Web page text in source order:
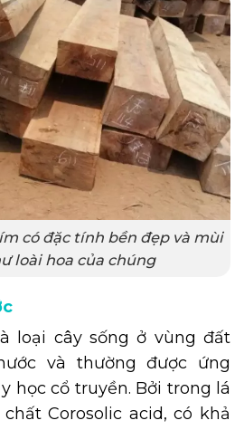
có đặc tính bền đẹp và mùi
loài hoa của chúng
loại cây sống ở vùng đất
và thường được ứng
học cổ truyền. Bởi trong lá
Corosolic acid, có khả